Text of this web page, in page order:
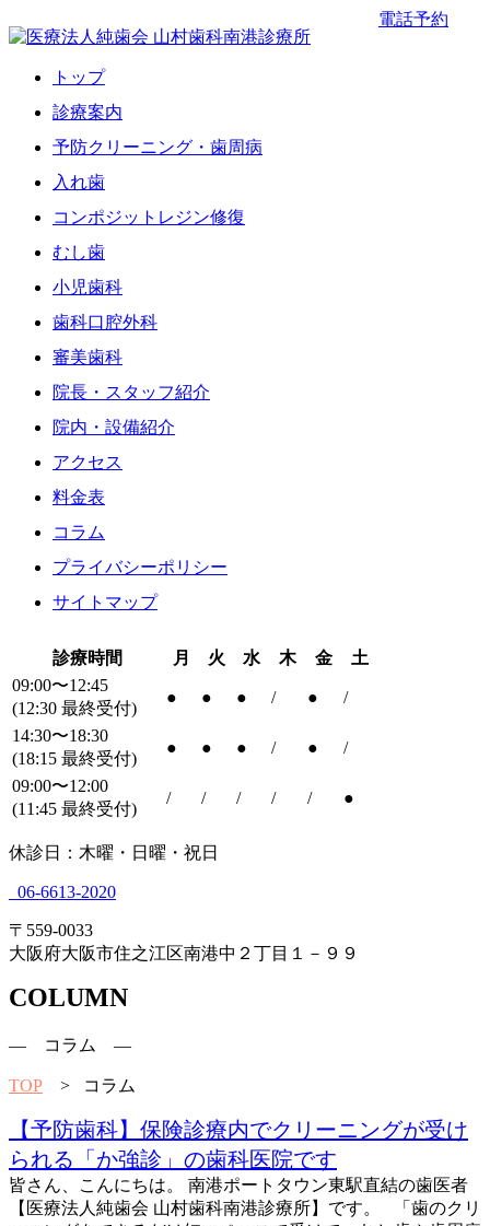
トップ
診療案内
予防クリーニング・歯周病
入れ歯
コンポジットレジン修復
むし歯
小児歯科
歯科口腔外科
審美歯科
院長・スタッフ紹介
院内・設備紹介
アクセス
料金表
コラム
プライバシーポリシー
サイトマップ
診療時間 月 火 水 木 金
土
09:00〜12:45
(12:30 最終受付)
● ● ● / ● /
14:30〜18:30
(18:15 最終受付)
● ● ● / ● /
09:00〜12:00
(11:45 最終受付)
/ / / / / ●
休診日：木曜・日曜・祝日
06-6613-2020
〒559-0033
大阪府大阪市住之江区南港中２丁目１－９９
電話予約
COLUMN
― コラム ―
TOP > コラム
【予防歯科】保険診療内でクリーニングが受け
られる「か強診」の歯科医院です
皆さん、こんにちは。 南港ポートタウン東駅直結の歯医者
【医療法人純歯会 山村歯科南港診療所】です。 「歯のクリ